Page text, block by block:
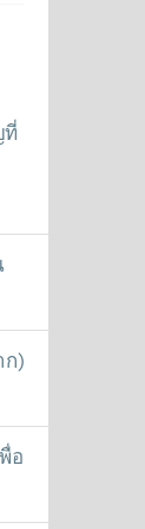
ที่
)
อ